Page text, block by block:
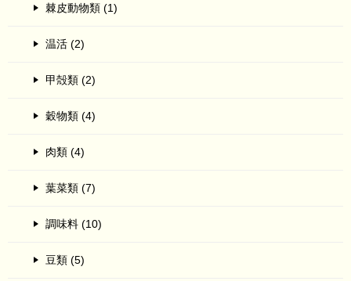
棘皮動物類 (1)
温活 (2)
甲殻類 (2)
穀物類 (4)
肉類 (4)
葉菜類 (7)
調味料 (10)
豆類 (5)